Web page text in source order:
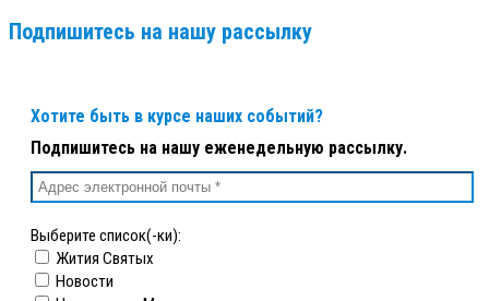
Подпишитесь на нашу рассылку
Хотите быть в курсе наших событий?
Подпишитесь на нашу еженедельную рассылку.
Выберите список(-ки):
Жития Святых
Новости